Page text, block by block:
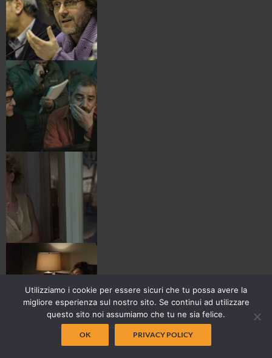
Utilizziamo i cookie per essere sicuri che tu possa avere la
migliore esperienza sul nostro sito. Se continui ad utilizzare
questo sito noi assumiamo che tu ne sia felice.
OK PRIVACY POLICY